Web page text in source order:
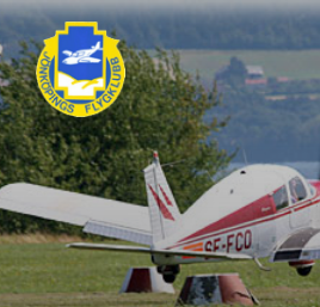
Hoppa
till
innehåll